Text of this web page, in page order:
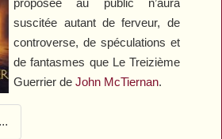
suscitée autant de ferveur, de
controverse, de spéculations et
de fantasmes queLe Treizième
Guerrier deJohn McTiernan.